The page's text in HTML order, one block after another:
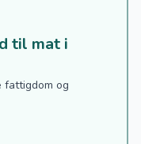
til mat i
fattigdom og